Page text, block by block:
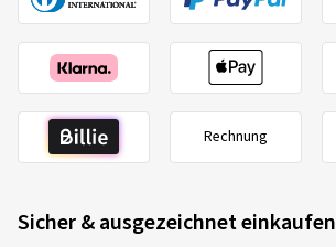
Rechnung
Sicher & ausgezeichnet einkaufen